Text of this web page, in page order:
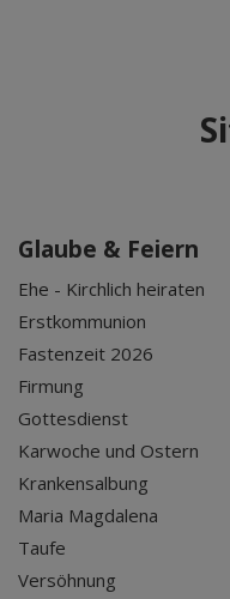
Glaube & Feiern
Ehe - Kirchlich heiraten
Erstkommunion
Fastenzeit 2026
Firmung
Gottesdienst
Karwoche und Ostern
Krankensalbung
Maria Magdalena
Taufe
Versöhnung